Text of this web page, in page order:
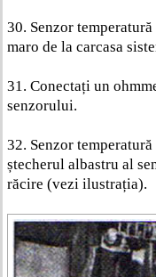
30. Senzor
maro de la carcasa
31. Conectați un
senzorului.
32. Senzor
ștecherul albastru al
răcire (vezi ilustrația).